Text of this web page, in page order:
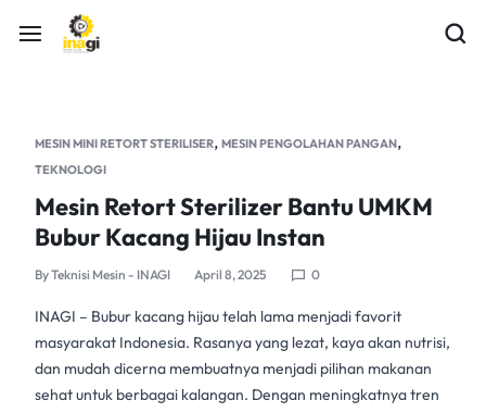
MESIN MINI RETORT STERILISER, MESIN PENGOLAHAN PANGAN,
TEKNOLOGI
Mesin Retort Sterilizer Bantu UMKM
Bubur Kacang Hijau Instan
ByTeknisi Mesin - INAGI April 8, 2025 0
INAGI – Bubur kacang hijau telah lama menjadi favorit
masyarakat Indonesia. Rasanya yang lezat, kaya akan nutrisi,
dan mudah dicerna membuatnya menjadi pilihan makanan
sehat untuk berbagai kalangan. Dengan meningkatnya tren